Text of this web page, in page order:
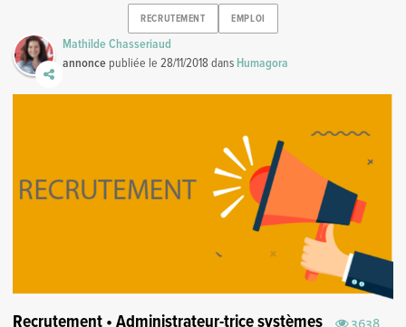
RECRUTEMENT EMPLOI
Mathilde Chasseriaud
annonce publiée le28/11/2018 dans Humagora
3638
Recrutement • Administrateur-trice systèmes